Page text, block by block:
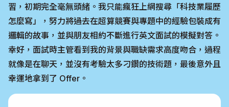
習，初期完全毫無頭緒。我只能瘋狂上網搜尋「科技業履歷
怎麼寫」，努力將過去在超算競賽與專題中的經驗包裝成有
邏輯的故事，並與朋友相約不斷進行英文面試的模擬對答。
幸好，面試時主管看到我的背景與職缺需求高度吻合，過程
就像是在聊天，並沒有考驗太多刁鑽的技術題，最後意外且
幸運地拿到了 Offer。